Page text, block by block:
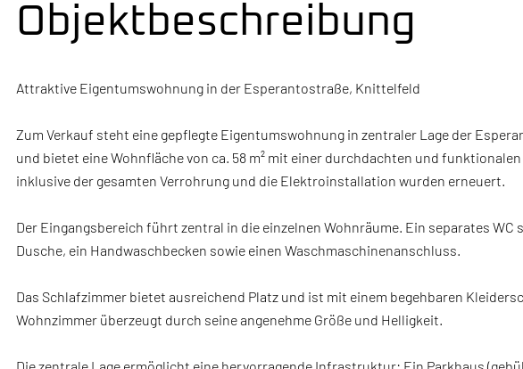
Objektbeschreibung
Attraktive Eigentumswohnung in der Esperantostraße, Knittelfeld
Zum Verkauf steht eine gepflegte Eigentumswohnung in zentraler Lage der
und bietet eine Wohnfläche von ca. 58 m² mit einer durchdachten und
inklusive der gesamten Verrohrung und die Elektroinstallation wurden erneuert.
Der Eingangsbereich führt zentral in die einzelnen Wohnräume. Ein separates
Dusche, ein Handwaschbecken sowie einen Waschmaschinenanschluss.
Das Schlafzimmer bietet ausreichend Platz und ist mit einem begehbaren
Wohnzimmer überzeugt durch seine angenehme Größe und Helligkeit.